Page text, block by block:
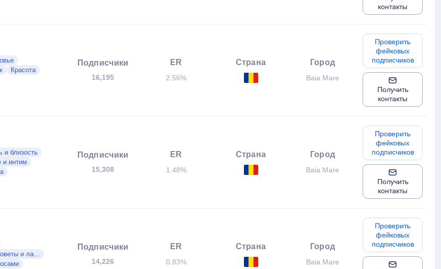
контакты
Красота
Подписчики
16,195
ER
2.56%
Страна Город
Baia Mare
Проверить
фейковых
подписчиков
Получить
контакты
и близость
и интим
Подписчики
15,308
ER
1.48%
Страна Город
Baia Mare
Проверить
фейковых
подписчиков
Получить
контакты
и ла...
Подписчики
14,226
ER
0.83%
Страна Город
Baia Mare
Проверить
фейковых
подписчиков